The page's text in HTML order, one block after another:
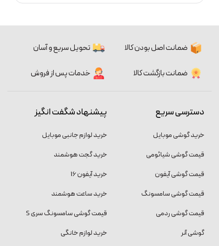
ضمانت اصل بودن کالا تحویل سریع و آسان
ضمانت بازگشت کالا خدمات پس از فروش
دسترسی سریع
خرید گوشی موبایل
قیمت گوشی شیائومی
قیمت گوشی آیفون
قیمت گوشی سامسونگ
قیمت گوشی ردمی
گوشی آنر
پیشنهاد شگفت انگیز
خرید لوازم جانبی موبایل
خرید گجت هوشمند
خرید آیفون 16
خرید ساعت هوشمند
قیمت گوشی سامسونگ سری S
خرید لوازم خانگی